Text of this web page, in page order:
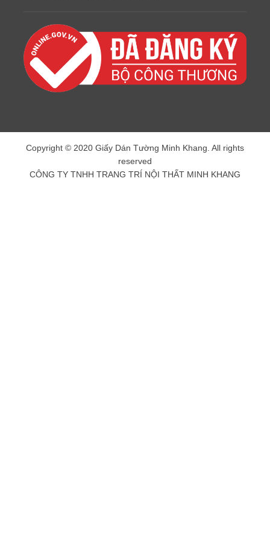
Copyright © 2020 Giấy Dán Tường Minh Khang. All rights
reserved
CÔNG TY TNHH TRANG TRÍ NỘI THẤT MINH KHANG